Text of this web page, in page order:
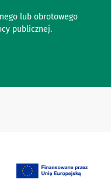
lub obrotowego
publicznej.